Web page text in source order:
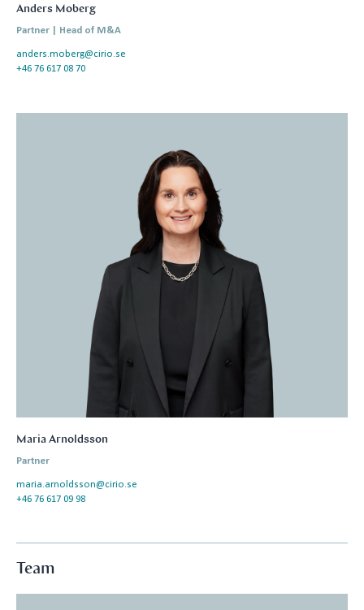
Anders Moberg
Partner | Head of M&A
anders.moberg@cirio.se
+46 76 617 08 70
Maria Arnoldsson
Partner
maria.arnoldsson@cirio.se
+46 76 617 09 98
Team